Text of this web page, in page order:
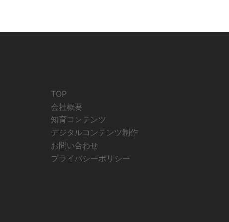
TOP
会社概要
知育コンテンツ
デジタルコンテンツ制作
お問い合わせ
プライバシーポリシー